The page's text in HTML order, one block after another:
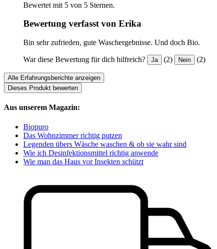
Bewertet mit 5 von 5 Sternen.
Bewertung verfasst von Erika
Bin sehr zufrieden, gute Waschergebnisse. Und doch Bio.
War diese Bewertung für dich hilfreich? Ja (2) Nein (2)
Alle Erfahrungsberichte anzeigen
Dieses Produkt bewerten
Aus unserem Magazin:
Biopuro
Das Wohnzimmer richtig putzen
Legenden übers Wäsche waschen & ob sie wahr sind
Wie ich Desinfektionsmittel richtig anwende
Wie man das Haus vor Insekten schützt